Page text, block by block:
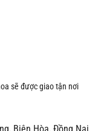
sẽ được giao tận nơi
Biên Hòa, Đồng Nai